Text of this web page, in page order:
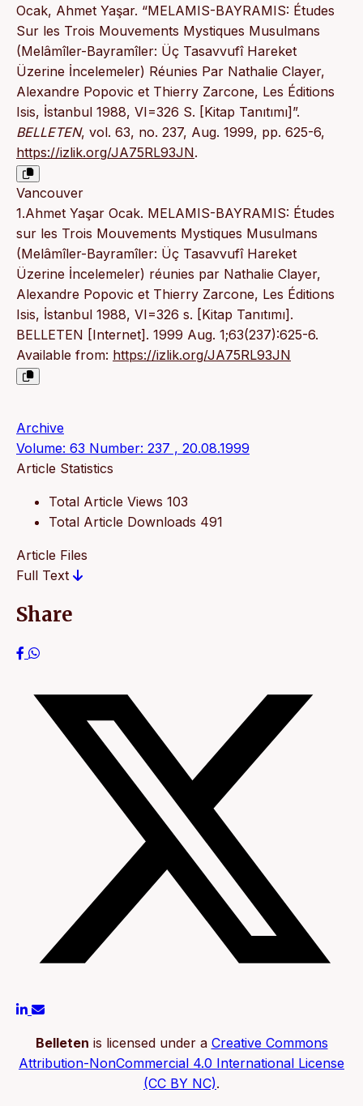
Ocak, Ahmet Yaşar. “MELAMIS-BAYRAMIS: Études
Sur les Trois Mouvements Mystiques Musulmans
(Melâmîler-Bayramîler: Üç Tasavvufî Hareket
Üzerine İncelemeler) Réunies Par Nathalie Clayer,
Alexandre Popovic et Thierry Zarcone, Les Éditions
Isis, İstanbul 1988, VI=326 S. [Kitap Tanıtımı]”.
BELLETEN, vol. 63, no. 237, Aug. 1999, pp. 625-6,
https://izlik.org/JA75RL93JN.
Vancouver
1.Ahmet Yaşar Ocak. MELAMIS-BAYRAMIS: Études
sur les Trois Mouvements Mystiques Musulmans
(Melâmîler-Bayramîler: Üç Tasavvufî Hareket
Üzerine İncelemeler) réunies par Nathalie Clayer,
Alexandre Popovic et Thierry Zarcone, Les Éditions
Isis, İstanbul 1988, VI=326 s. [Kitap Tanıtımı].
BELLETEN [Internet]. 1999 Aug. 1;63(237):625-6.
Available from: https://izlik.org/JA75RL93JN
Archive
Volume: 63 Number: 237 , 20.08.1999
Article Statistics
Total Article Views 103
Total Article Downloads 491
Article Files
Full Text
Share
Belleten is licensed under a Creative Commons
Attribution-NonCommercial 4.0 International License
(CC BY NC).